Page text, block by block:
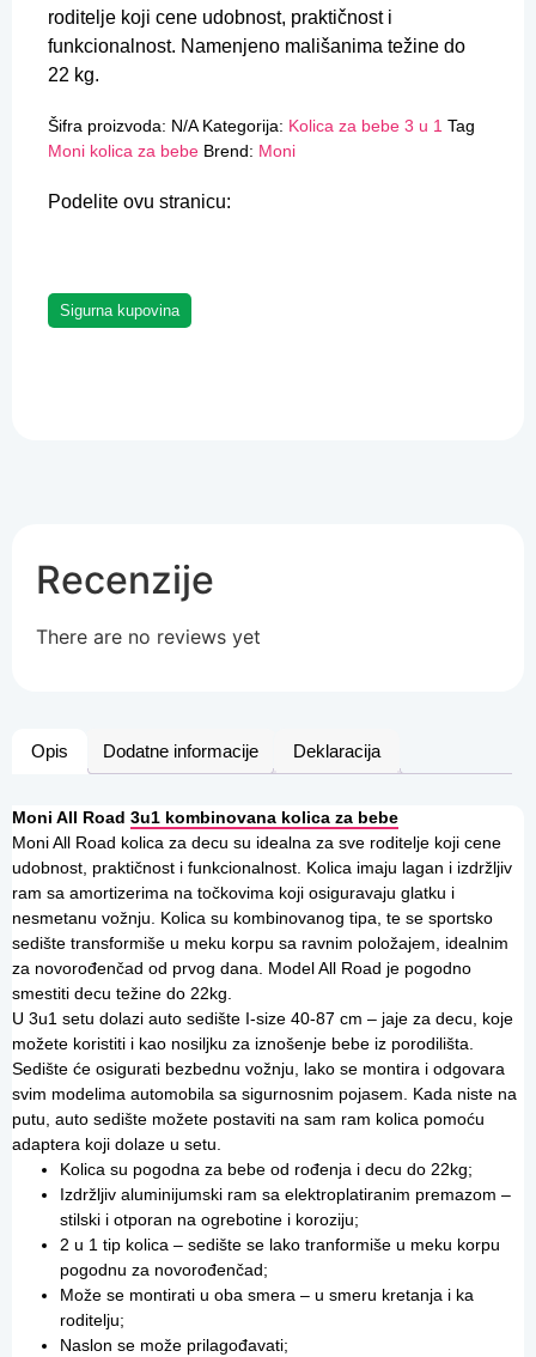
roditelje koji cene udobnost, praktičnost i
funkcionalnost. Namenjeno mališanima težine do
22 kg.
Šifra proizvoda: N/A Kategorija: Kolica za bebe 3 u 1 Tag
Moni kolica za bebe Brend: Moni
Podelite ovu stranicu:
Sigurna kupovina
Opis Dodatne informacije Deklaracija
Moni All Road 3u1 kombinovana kolica za bebe
Moni All Road kolica za decu su idealna za sve roditelje koji cene
udobnost, praktičnost i funkcionalnost. Kolica imaju lagan i izdržljiv
ram sa amortizerima na točkovima koji osiguravaju glatku i
nesmetanu vožnju. Kolica su kombinovanog tipa, te se sportsko
sedište transformiše u meku korpu sa ravnim položajem, idealnim
za novorođenčad od prvog dana. Model All Road je pogodno
smestiti decu težine do 22kg.
U 3u1 setu dolazi auto sedište I-size 40-87 cm – jaje za decu, koje
možete koristiti i kao nosiljku za iznošenje bebe iz porodilišta.
Sedište će osigurati bezbednu vožnju, lako se montira i odgovara
svim modelima automobila sa sigurnosnim pojasem. Kada niste na
putu, auto sedište možete postaviti na sam ram kolica pomoću
adaptera koji dolaze u setu.
Kolica su pogodna za bebe od rođenja i decu do 22kg;
Izdržljiv aluminijumski ram sa elektroplatiranim premazom –
stilski i otporan na ogrebotine i koroziju;
2 u 1 tip kolica – sedište se lako tranformiše u meku korpu
pogodnu za novorođenčad;
Može se montirati u oba smera – u smeru kretanja i ka
roditelju;
Naslon se može prilagođavati;
Recenzije
There are no reviews yet